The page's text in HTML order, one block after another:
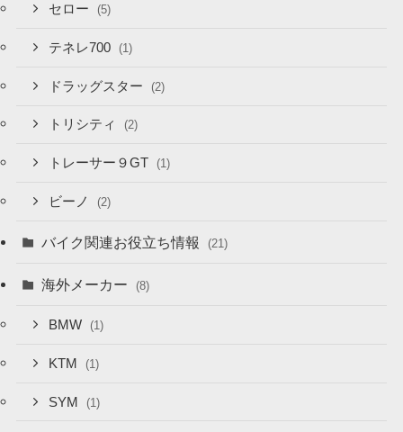
セロー (5)
テネレ700 (1)
ドラッグスター (2)
トリシティ (2)
トレーサー９GT (1)
ビーノ (2)
バイク関連お役立ち情報 (21)
海外メーカー (8)
BMW (1)
KTM (1)
SYM (1)